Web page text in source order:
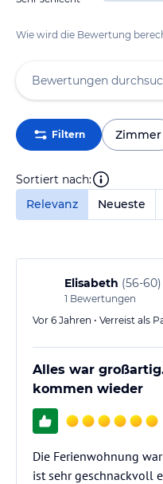
Wie wird die Bewertung
Filtern Zimmer
Sortiert nach:
Relevanz
Neueste
Elisabeth (56-60)
1 Bewertungen
Vor 6 Jahren • Verreist als
Alles war
kommen wieder
Die Ferienwohnung
ist sehr geschnackvoll